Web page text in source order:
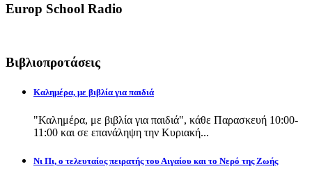
Europ School Radio
Βιβλιοπροτάσεις
Καλημέρα, με βιβλία για παιδιά
"Καλημέρα, με βιβλία για παιδιά", κάθε Παρασκευή 10:00-
11:00 και σε επανάληψη την Κυριακή...
Νι Πι, ο τελευταίος πειρατής του Αιγαίου και το Νερό της Ζωής